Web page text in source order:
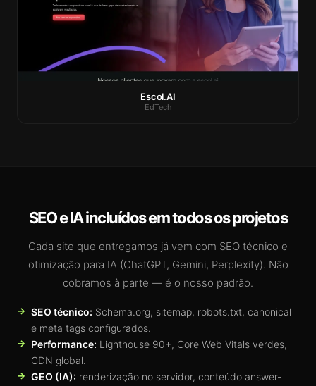
Escol.AI
EdTech
SEO e IA incluídos em todos os projetos
Cada site que entregamos já vem com SEO técnico e
otimização para IA (ChatGPT, Gemini, Perplexity). Não
cobramos à parte — é o nosso padrão.
SEO técnico: Schema.org, sitemap, robots.txt, canonical
e meta tags configurados.
Performance: Lighthouse 90+, Core Web Vitals verdes,
CDN global.
GEO (IA): renderização no servidor, conteúdo answer-